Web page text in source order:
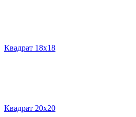
Квадрат 18х18
Квадрат 20х20